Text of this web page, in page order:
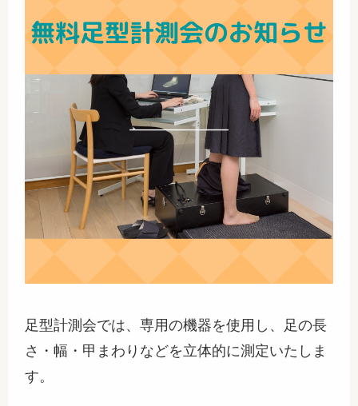
足型計測会では、専用の機器を使用し、足の長
さ・幅・甲まわりなどを立体的に測定いたしま
す。